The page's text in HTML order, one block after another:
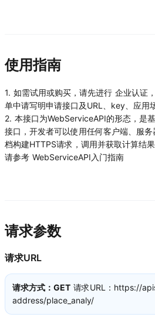
使用指南
1. 如需试用或购买，请先进行 企业认证
单中请写明申请接口及URL、key、应用
2. 本接口为WebServiceAPI的形态，是
接口，开发者可以使用任何客户端、服
档构建HTTPS请求，调用并获取计算结
请参考 WebServiceAPI入门指南
请求参数
请求URL
请求方式：GET 请求URL：https://
address/place_analy/